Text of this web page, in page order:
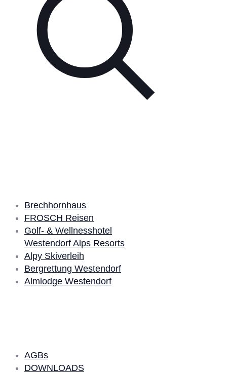
Brechhornhaus
FROSCH Reisen
Golf- & Wellnesshotel
Westendorf Alps Resorts
Alpy Skiverleih
Bergrettung Westendorf
Almlodge Westendorf
AGBs
DOWNLOADS